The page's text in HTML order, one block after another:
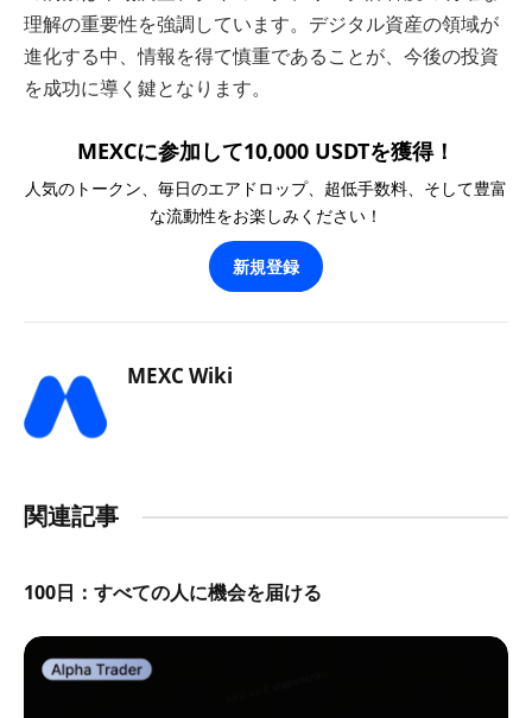
理解の重要性を強調しています。デジタル資産の領域が
進化する中、情報を得て慎重であることが、今後の投資
を成功に導く鍵となります。
MEXCに参加して10,000 USDTを獲得！
人気のトークン、毎日のエアドロップ、超低手数料、そして豊富
な流動性をお楽しみください！
新規登録
MEXC Wiki
関連記事
100日：すべての人に機会を届ける